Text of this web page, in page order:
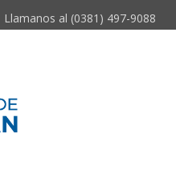
Llamanos al (0381) ​497-9088